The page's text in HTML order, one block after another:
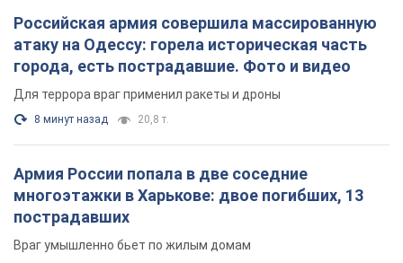
Российская армия совершила массированную
атаку на Одессу: горела историческая часть
города, есть пострадавшие. Фото и видео
Для террора враг применил ракеты и дроны
8 минут назад 20,8 т.
Армия России попала в две соседние
многоэтажки в Харькове: двое погибших, 13
пострадавших
Враг умышленно бьет по жилым домам